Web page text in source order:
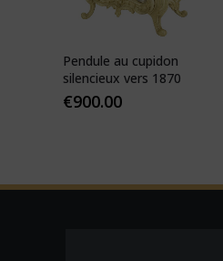
Pendule au cupidon
silencieux vers 1870
€900.00